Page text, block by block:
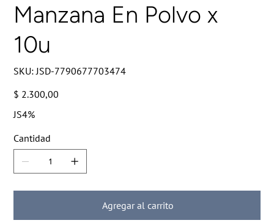
Manzana En Polvo x
10u
SKU: SKU
JSD-
JSD-7790677703474
Precio
$ 2.300,00
JS4%
Cantidad
Agregar al carrito